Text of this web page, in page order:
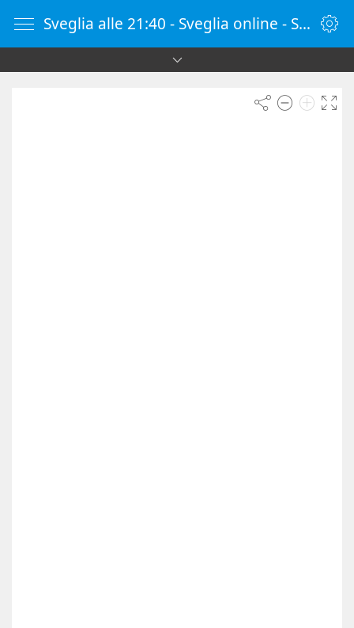
Sveglia alle 21:40 - Sveglia online - SvegliaOnline.it